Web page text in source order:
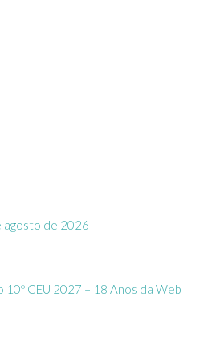
agosto de 2026
CEU 2027 – 18 Anos da Web